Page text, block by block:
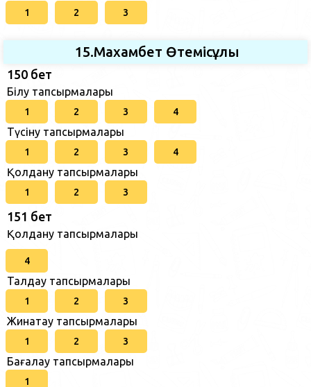
1 2 3
15.Махамбет Өтемісұлы
150 бет
Білу тапсырмалары
1 2 3 4
Түсіну тапсырмалары
1 2 3 4
Қолдану тапсырмалары
1 2 3
151 бет
Қолдану тапсырмалары
4
Талдау тапсырмалары
1 2 3
Жинақтау тапсырмалары
1 2 3
Бағалау тапсырмалары
1